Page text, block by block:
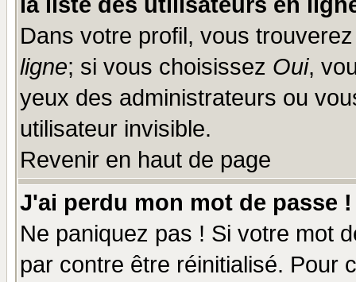
Dans votre profil, vous
ligne; si vous choisissez Oui,
yeux des administrateurs ou
utilisateur invisible.
Revenir en haut de page
J'ai perdu mon mot de passe !
Ne paniquez pas ! Si votre mot
par contre être réinitialisé. Pour